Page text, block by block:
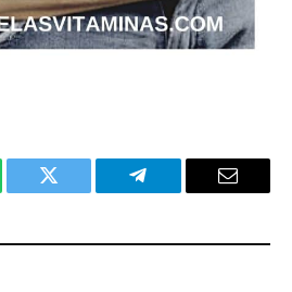
Twitter Telegram Email